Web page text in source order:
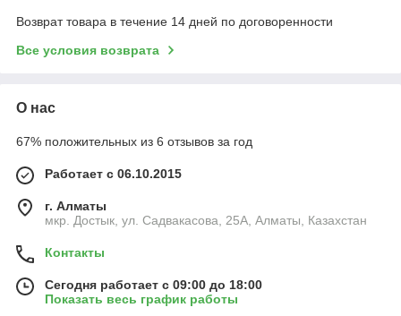
Возврат товара в течение 14 дней по договоренности
Все условия возврата
О нас
67% положительных из 6 отзывов за год
Работает с 06.10.2015
г. Алматы
мкр. Достык, ул. Садвакасова, 25А, Алматы, Казахстан
Контакты
Сегодня работает с 09:00 до 18:00
Показать весь график работы